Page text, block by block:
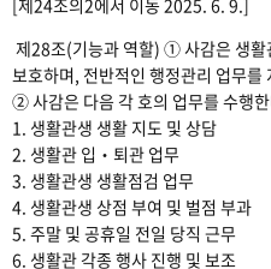
제28조(기능과 역할) ① 사감은 생
보호하며, 전반적인 행정관리 업무를
② 사감은 다음 각 호의 업무를 수행한
1. 생활관생 생활 지도 및 상담
2. 생활관 입‧퇴관 업무
3. 생활관생 생활점검 업무
4. 생활관생 상점 부여 및 벌점 부과
5. 주말 및 공휴일 전일 당직 근무
6. 생활관 각종 행사 진행 및 보조